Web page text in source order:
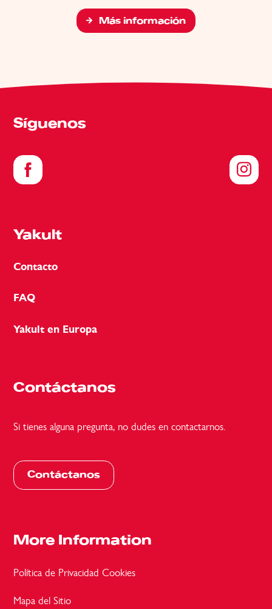
Más información
Síguenos
Yakult
Contacto
FAQ
Yakult en Europa
Contáctanos
Si tienes alguna pregunta, no dudes en contactarnos.
Contáctanos
More Information
Política de Privacidad Cookies
Mapa del Sitio